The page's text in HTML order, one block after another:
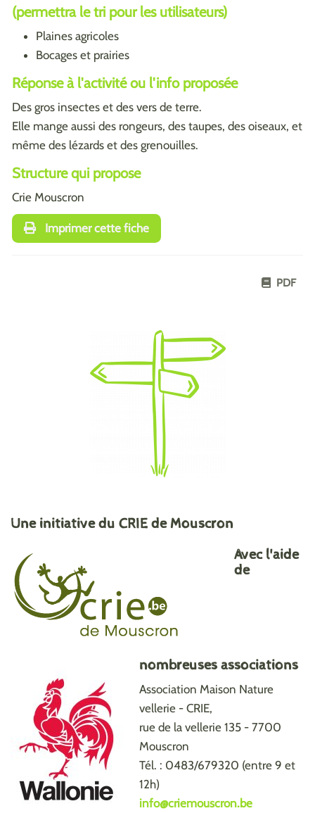
(permettra le tri pour les utilisateurs)
Plaines agricoles
Bocages et prairies
Réponse à l'activité ou l'info proposée
Des gros insectes et des vers de terre.
Elle mange aussi des rongeurs, des taupes, des oiseaux, et
même des lézards et des grenouilles.
Structure qui propose
Crie Mouscron
Imprimer cette fiche
PDF
Une initiative du CRIE de Mouscron
Avec l'aide
de
nombreuses associations
Association Maison Nature
vellerie - CRIE,
rue de la vellerie 135 - 7700
Mouscron
Tél. : 0483/679320 (entre 9 et
12h)
info@criemouscron.be